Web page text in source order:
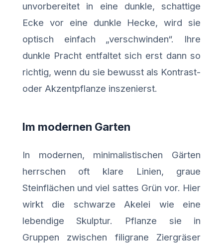
unvorbereitet in eine dunkle, schattige
Ecke vor eine dunkle Hecke, wird sie
optisch einfach „verschwinden“. Ihre
dunkle Pracht entfaltet sich erst dann so
richtig, wenn du sie bewusst als Kontrast-
oder Akzentpflanze inszenierst.
Im modernen Garten
In modernen, minimalistischen Gärten
herrschen oft klare Linien, graue
Steinflächen und viel sattes Grün vor. Hier
wirkt die schwarze Akelei wie eine
lebendige Skulptur. Pflanze sie in
Gruppen zwischen filigrane Ziergräser